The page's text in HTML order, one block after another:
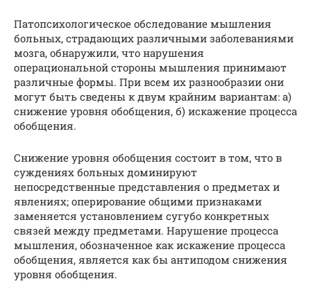
Патопсихологическое обследование мышления
больных, страдающих различными заболеваниями
мозга, обнаружили, что нарушения
операциональной стороны мышления принимают
различные формы. При всем их разнообразии они
могут быть сведены к двум крайним вариантам: а)
снижение уровня обобщения, б) искажение процесса
обобщения.
Снижение уровня обобщения состоит в том, что в
суждениях больных доминируют
непосредственные представления о предметах и
явлениях; оперирование общими признаками
заменяется установлением сугубо конкретных
связей между предметами. Нарушение процесса
мышления, обозначенное как искажение процесса
обобщения, является как бы антиподом снижения
уровня обобщения.